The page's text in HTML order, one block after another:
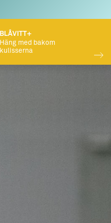
BLÅVITT+
Häng med bakom
kulisserna